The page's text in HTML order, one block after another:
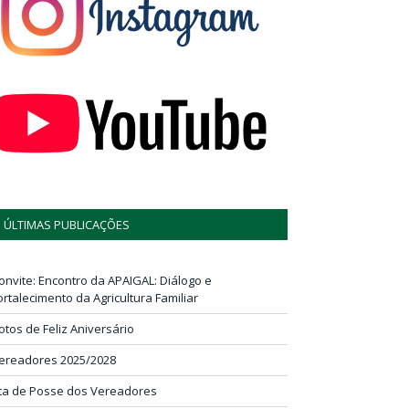
ÚLTIMAS PUBLICAÇÕES
Encontro da APAIGAL: Diálogo e
da Agricultura Familiar
de Feliz Aniversário
2025/2028
de Posse dos Vereadores